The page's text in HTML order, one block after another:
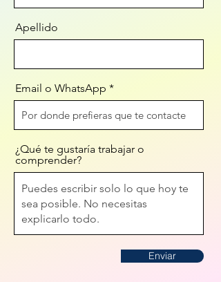
Apellido
Email o WhatsApp
¿Qué te gustaría trabajar o
comprender?
Enviar